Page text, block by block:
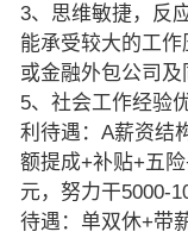
3、思维敏捷，反
能承受较大的工
或金融外包公司及
5、社会工作经验
利待遇：A薪资结
额提成+补贴+五
元，努力干5000-
待遇：单双休+带